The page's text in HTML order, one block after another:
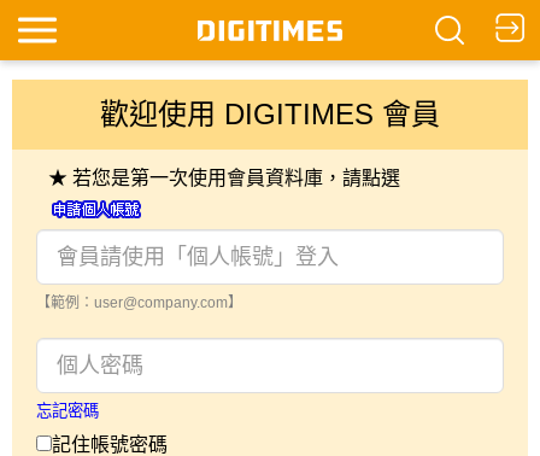
歡迎使用 DIGITIMES 會員
★ 若您是第一次使用會員資料庫，請點選
【範例：user@company.com】
忘記密碼
記住帳號密碼